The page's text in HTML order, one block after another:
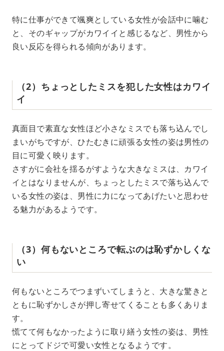
特に仕事ができて颯爽としている女性が会話中に噛む
と、そのギャップがカワイイと感じるなど、男性から
良い反応を得られる傾向があります。
（2）ちょっとしたミスを犯した女性はカワイ
イ
真面目で素直な女性ほど小さなミスでも落ち込んでし
まいがちですが、ひたむきに頑張る女性の姿は男性の
目に可愛く映ります。
さすがに会社を揺るがすような大きなミスは、カワイ
イとはなりませんが、ちょっとしたミスで落ち込んで
いる女性の姿は、男性に力になってあげたいと思わせ
る魅力があるようです。
（3）何もないところで転ぶのは恥ずかしくな
い
何もないところでつまずいてしまうと、大きな驚きと
ともに恥ずかしさが押し寄せてくることも多くありま
す。
慌てて何もなかったように取り繕う女性の姿は、男性
にとってドジで可愛い女性となるようです。